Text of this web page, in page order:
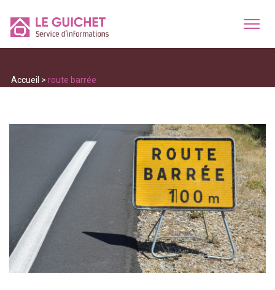
Accueil > route barrée